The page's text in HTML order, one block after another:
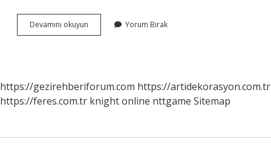
Devamını okuyun
De
Yorum Bırak
https://gezirehberiforum.com https://artidekorasyon.com.tr
https://feres.com.tr knight online nttgame Sitemap